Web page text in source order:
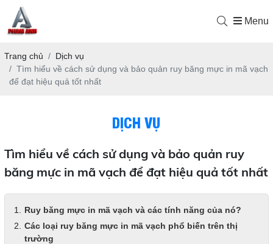
Menu
Trang chủ
Dịch vụ
Tìm hiểu về cách sử dụng và bảo quản ruy băng mực in mã vạch
để đạt hiệu quả tốt nhất
DỊCH VỤ
Tìm hiểu về cách sử dụng và bảo quản ruy
băng mực in mã vạch để đạt hiệu quả tốt nhất
Ruy băng mực in mã vạch và các tính năng của nó?
Các loại ruy băng mực in mã vạch phổ biến trên thị
trường